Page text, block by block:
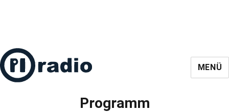
MENÜ
Programm